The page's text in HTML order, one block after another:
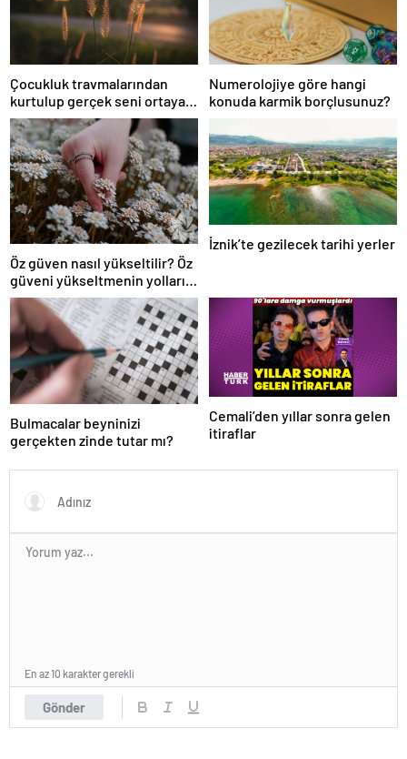
Çocukluk travmalarından
kurtulup gerçek seni ortaya
çıkar!
Numerolojiye göre hangi
konuda karmik borçlusunuz?
Öz güven nasıl yükseltilir? Öz
güveni yükseltmenin yolları
nelerdir?
İznik’te gezilecek tarihi yerler
Bulmacalar beyninizi
gerçekten zinde tutar mı?
Cemali’den yıllar sonra gelen
itiraflar
Gönder
En az 10 karakter gerekli